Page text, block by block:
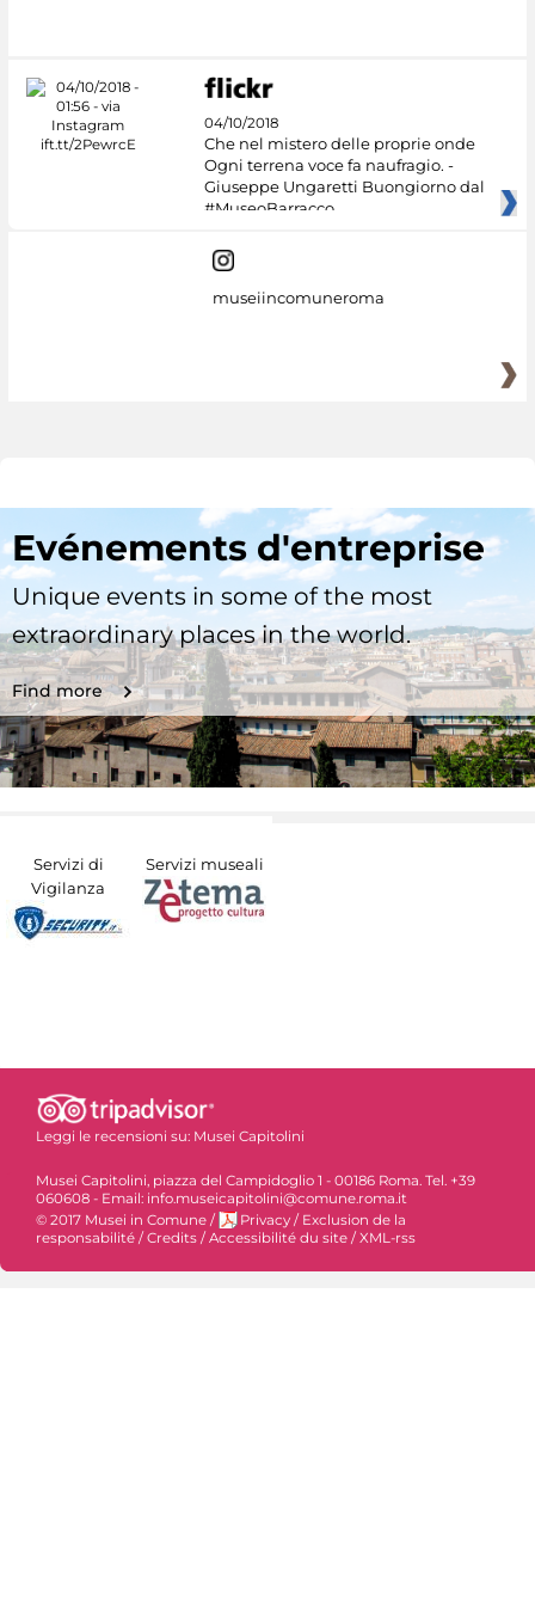
04/10/2018
Che nel mistero delle proprie onde
Ogni terrena voce fa naufragio. -
Giuseppe Ungaretti Buongiorno dal
#MuseoBarracco
museiincomuneroma
Evénements d'entreprise
Unique events in some of the most
extraordinary places in the world.
Find more
Servizi di
Vigilanza
Servizi museali
Leggi le recensioni su: Musei Capitolini
Musei Capitolini, piazza del Campidoglio 1 - 00186 Roma. Tel. +39
060608 - Email: info.museicapitolini@comune.roma.it
© 2017 Musei in Comune / Privacy / Exclusion de la
responsabilité /Credits /Accessibilité du site /XML-rss